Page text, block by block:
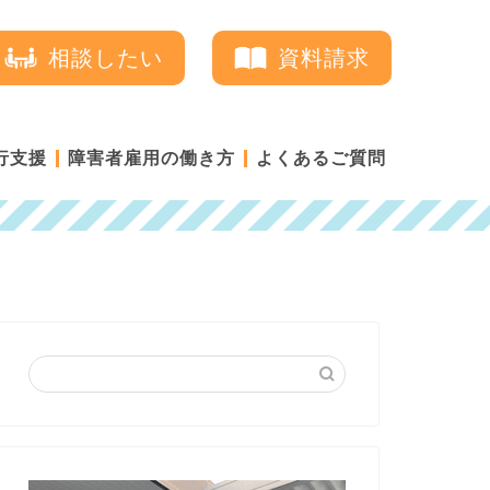
相談したい 資料請求
支援 障害者雇用の働き方 よくあるご質問